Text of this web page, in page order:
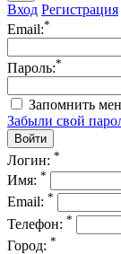
Вход Регистрация
Email:*
Пароль:*
Запомнить
Забыли свой
Логин: *
Имя: *
Email: *
Телефон: *
Город: *